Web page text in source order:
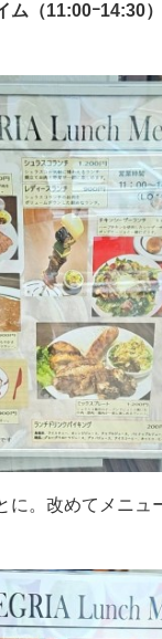
ム（11:00ｰ14:30
に。改めてメニュ